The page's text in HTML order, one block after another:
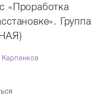
«Проработка
Группа